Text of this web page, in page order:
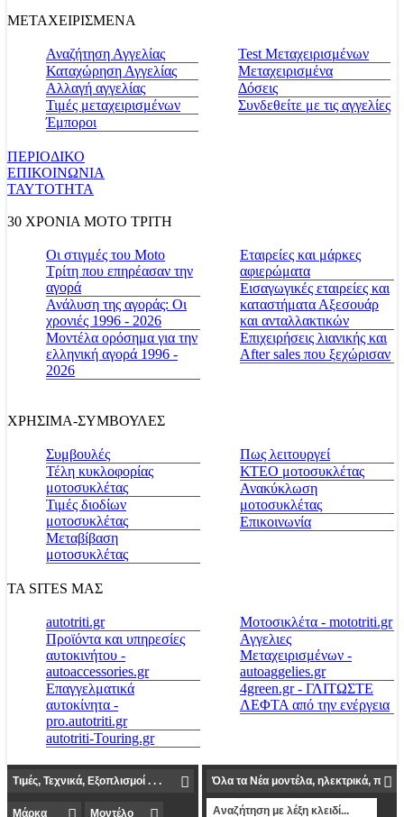
ΜΕΤΑΧΕΙΡΙΣΜΕΝΑ
Αναζήτηση Αγγελίας
Καταχώρηση Αγγελίας
Αλλαγή αγγελίας
Τιμές μεταχειρισμένων
Έμποροι
Test Μεταχειρισμένων
Μεταχειρισμένα
Δόσεις
Συνδεθείτε με τις αγγελίες
ΠΕΡΙΟΔΙΚΟ
ΕΠΙΚΟΙΝΩΝΙΑ
ΤΑΥΤΟΤΗΤΑ
30 ΧΡΟΝΙΑ MOTO ΤΡΙΤΗ
Οι στιγμές του Moto
Τρίτη που επηρέασαν την
αγορά
Ανάλυση της αγοράς: Οι
χρονιές 1996 - 2026
Μοντέλα ορόσημα για την
ελληνική αγορά 1996 -
2026
Εταιρείες και μάρκες
αφιερώματα
Εισαγωγικές εταιρείες και
καταστήματα Αξεσουάρ
και ανταλλακτικών
Επιχειρήσεις λιανικής και
After sales που ξεχώρισαν
ΧΡΗΣΙΜΑ-ΣΥΜΒΟΥΛΕΣ
Συμβουλές
Τέλη κυκλοφορίας
μοτοσυκλέτας
Τιμές διοδίων
μοτοσυκλέτας
Μεταβίβαση
μοτοσυκλέτας
Πως λειτουργεί
ΚΤΕΟ μοτοσυκλέτας
Ανακύκλωση
μοτοσυκλέτας
Επικοινωνία
ΤΑ SITES ΜΑΣ
autotriti.gr
Προϊόντα και υπηρεσίες
αυτοκινήτου -
autoaccessories.gr
Επαγγελματικά
αυτοκίνητα -
pro.autotriti.gr
autotriti-Touring.gr
Μοτοσικλέτα - mototriti.gr
Αγγελιες
Μεταχειρισμένων -
autoaggelies.gr
4green.gr - ΓΛΙΤΩΣΤΕ
ΛΕΦΤΑ από την ενέργεια